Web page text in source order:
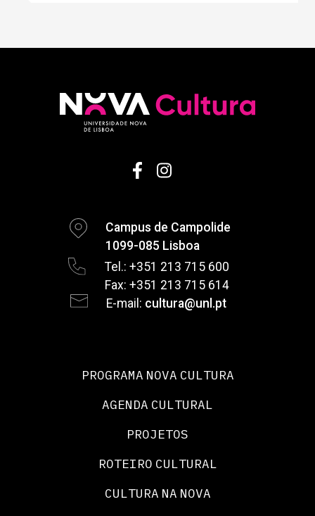
Campus de Campolide
1099-085 Lisboa
Tel.: +351 213 715 600
Fax: +351 213 715 614
E-mail: cultura@unl.pt
PROGRAMA NOVA CULTURA
AGENDA CULTURAL
PROJETOS
ROTEIRO CULTURAL
CULTURA NA NOVA